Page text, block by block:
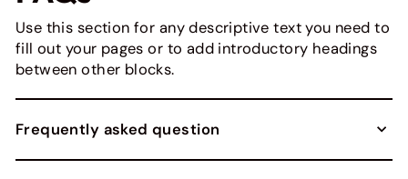
Use this section for any descriptive text you need to
fill out your pages or to add introductory headings
between other blocks.
Frequently asked question